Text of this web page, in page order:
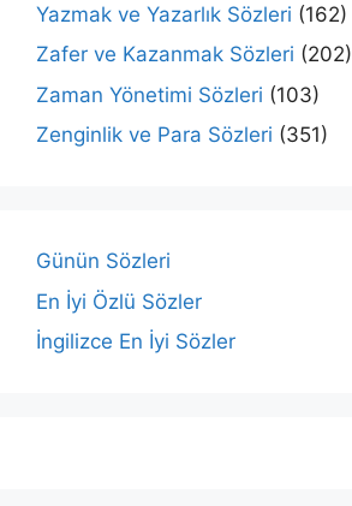
Yazmak ve Yazarlık Sözleri (162)
Zafer ve Kazanmak Sözleri (202)
Zaman Yönetimi Sözleri (103)
Zenginlik ve Para Sözleri (351)
Günün Sözleri
En İyi Özlü Sözler
İngilizce En İyi Sözler